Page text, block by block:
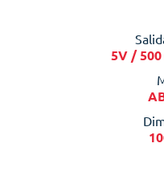
5V /